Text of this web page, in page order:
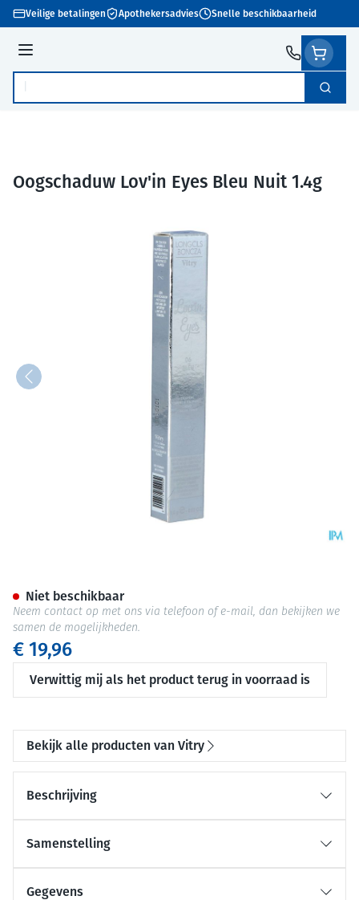
Ga naar de inhoud
Veilige betalingen Apothekersadvies Snelle beschikbaarheid
Menu
Product, merk, categorie... Zoek
Oogschaduw Lov'in Eyes Bleu Nuit 1.4g
€ 19,96
Verwittig mij als het product terug in voorraad is
Niet beschikbaar
Neem contact op met ons via telefoon of e-mail, dan bekijken we
samen de mogelijkheden.
Bekijk alle producten van Vitry
Beschrijving
Samenstelling
Gegevens